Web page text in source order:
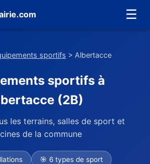
☰
sportifs > Albertacce
sportifs à
(2B)
les terrains, salles de sport et
de la commune
🎯 6 types de sport